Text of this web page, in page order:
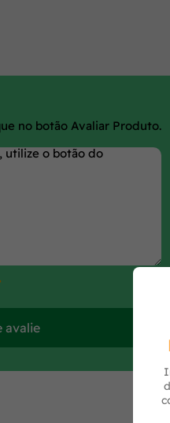
no botão Avaliar Produto.
avalie